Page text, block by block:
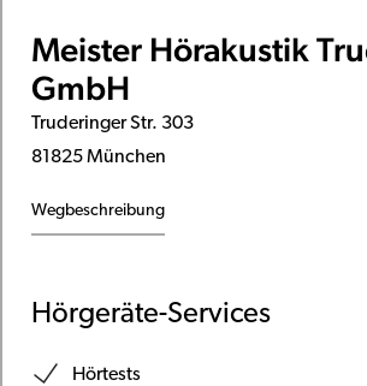
Meister Hörakustik
GmbH
Truderinger Str. 303
81825 München
Wegbeschreibung
Hörgeräte-Services
Hörtests